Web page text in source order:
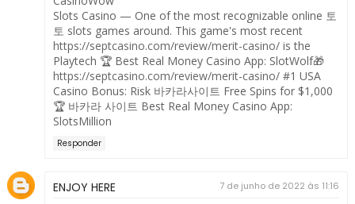
Slots Casino — One of the most recognizable online 토
토 slots games around. This game's most recent
https://septcasino.com/review/merit-casino/is the
Playtech 🏆 Best Real Money Casino App: SlotWolf🎁
https://septcasino.com/review/merit-casino/#1 USA
Casino Bonus: Risk 바카라사이트 Free Spins for $1,000
🏆 바카라 사이트 Best Real Money Casino App:
SlotsMillion
Responder
ENJOY HERE 7 de junho de 2022 às 11:16